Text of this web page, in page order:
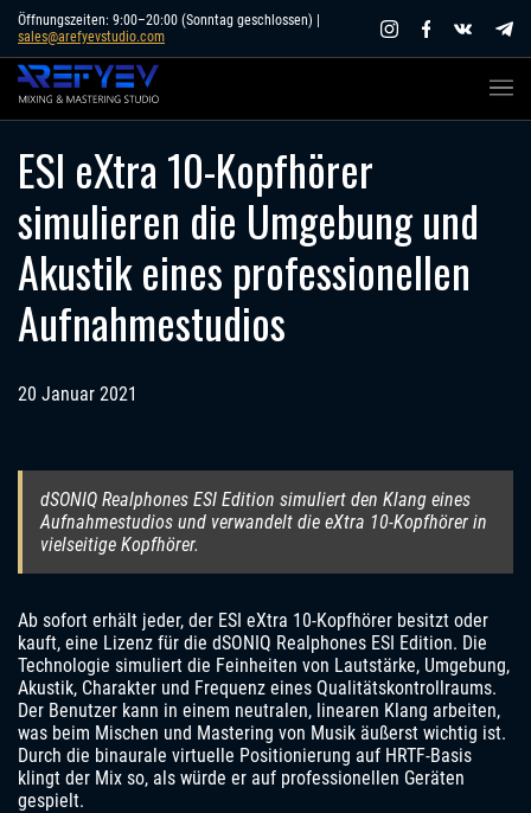
Skip
content
Öffnungszeiten: 9:00–20:00 (Sonntag geschlossen) |
sales@arefyevstudio.com
ESI eXtra 10-Kopfhörer
simulieren die Umgebung und
Akustik eines professionellen
Aufnahmestudios
20 Januar 2021
dSONIQ Realphones ESI Edition simuliert den Klang eines
Aufnahmestudios und verwandelt die eXtra 10-Kopfhörer in
vielseitige Kopfhörer.
Ab sofort erhält jeder, der ESI eXtra 10-Kopfhörer besitzt oder
kauft, eine Lizenz für die dSONIQ Realphones ESI Edition. Die
Technologie simuliert die Feinheiten von Lautstärke, Umgebung,
Akustik, Charakter und Frequenz eines Qualitätskontrollraums.
Der Benutzer kann in einem neutralen, linearen Klang arbeiten,
was beim Mischen und Mastering von Musik äußerst wichtig ist.
Durch die binaurale virtuelle Positionierung auf HRTF-Basis
klingt der Mix so, als würde er auf professionellen Geräten
gespielt.